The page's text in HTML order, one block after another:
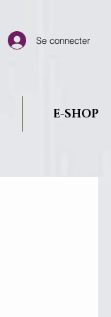
Se connecter
E-SHOP